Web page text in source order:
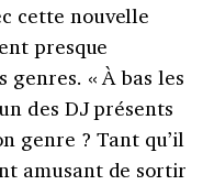
cette nouvelle
presque
« À bas les
des DJ présents
genre ? Tant qu’il
amusant de sortir